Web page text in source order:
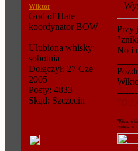
Wiktor
God of Hate
koordynator BOW
Ulubiona whisky:
sobotnia
Dołączył: 27 Cze
2005
Posty: 4833
Skąd: Szczecin
Przy
No i
"Od
"Piłem
znikną w